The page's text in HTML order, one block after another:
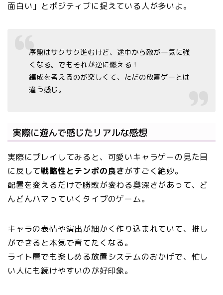
面白い」とポジティブに捉えている人が多いよ。
序盤はサクサク進むけど、途中から敵が一気に強
くなる。でもそれが逆に燃える！
編成を考えるのが楽しくて、ただの放置ゲーとは
違う感じ。
実際に遊んで感じたリアルな感想
実際にプレイしてみると、可愛いキャラゲーの見た目
に反して戦略性とテンポの良さがすごく絶妙。
配置を変えるだけで勝敗が変わる奥深さがあって、ど
んどんハマっていくタイプのゲーム。
キャラの表情や演出が細かく作り込まれていて、推し
ができると本気で育てたくなる。
ライト層でも楽しめる放置システムのおかげで、忙し
い人にも続けやすいのが好印象。